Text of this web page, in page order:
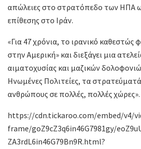
απώλειες στο στρατόπεδο των ΗΠΑ
επίθεσης στο Ιράν.
«Για 47 χρόνια, το ιρανικό καθεστώς
στην Αμερική» και διεξάγει μια
αιματοχυσίας και μαζικών
Ηνωμένες Πολιτείες, τα
ανθρώπους σε πολλές, πολλές χώρες».
https://cdn.tickaroo.com/embed/v4/
frame/goZ9cZ3q6in46G7981gy/
ZA3rdL6in46G79Bn9R.html?